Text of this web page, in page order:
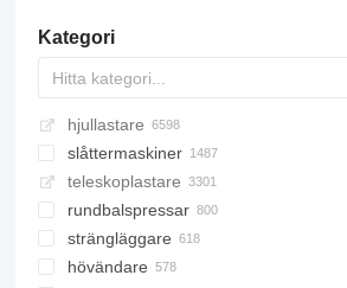
Kategori
hjullastare
slåttermaskiner
rotorslåtter
slåtterkrossar
släntklipparen
slåtterbalkar
teleskoplastare
rundbalspressar
strängläggare
hövändare